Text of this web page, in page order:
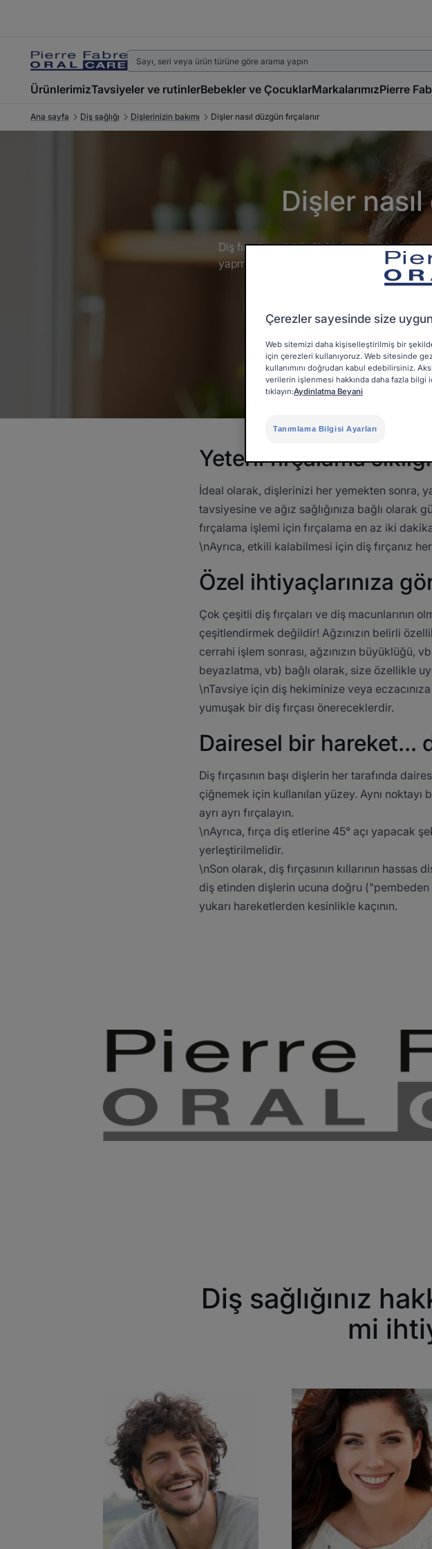
ÜrünlerimizTavsiyeler ve rutinlerBebekler ve ÇocuklarMarkalarımızPierre
Ana sayfa Diş sağlığı Dişlerinizin bakımı Dişler nasıl düzgün fırçalanır
Dişler
Diş fırçalamak büyük bir işmiş gibi
yapmıyor. Diş minelerine zarar verirler
sonuçtur. Etkili
Güncellenme tarihi
Yeterli fırçalama sıklığı
İdeal olarak, dişlerinizi her yemekten sonra,
tavsiyesine ve ağız sağlığınıza bağlı
fırçalama işlemi için fırçalama en az iki
\nAyrıca, etkili kalabilmesi için diş fırçanız
Özel ihtiyaçlarınıza
Çok çeşitli diş fırçaları ve diş macunlarının
çeşitlendirmek değildir! Ağzınızın belirli
cerrahi işlem sonrası, ağzınızın
beyazlatma, vb) bağlı olarak, size özellikle
\nTavsiye için diş hekiminize veya
yumuşak bir diş fırçası önereceklerdir.
Dairesel bir hareket...
Diş fırçasının başı dişlerin her tarafında
çiğnemek için kullanılan yüzey. Aynı
ayrı ayrı fırçalayın.
\nAyrıca, fırça diş etlerine 45° açı yapacak
yerleştirilmelidir.
\nSon olarak, diş fırçasının kıllarının
diş etinden dişlerin ucuna doğru ("pembeden
yukarı hareketlerden kesinlikle kaçının.
Diş sağlığınız
mi
Keşfedin
beyazlatma
Keşfedin
Diş
aşınması
Çerezler sayesinde size
Web sitemizi daha kişiselleştirilmiş bir
için çerezleri kullanıyoruz. Web sitesinde
kullanımını doğrudan kabul edebilirsiniz.
verilerin işlenmesi hakkında daha fazla bilgi
tıklayın:Aydinlatma Beyani
Tanımlama Bilgisi Ayarları